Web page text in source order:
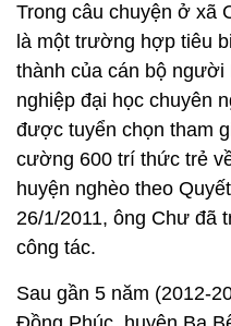
Trong câu chuyện ở xã
là một trường hợp tiêu
thành của cán bộ
nghiệp đại học chuyên
được tuyển chọn tham
cường 600 trí thức trẻ
huyện nghèo theo
26/1/2011, ông Chư đã
công tác.
Sau gần 5 năm (2012-